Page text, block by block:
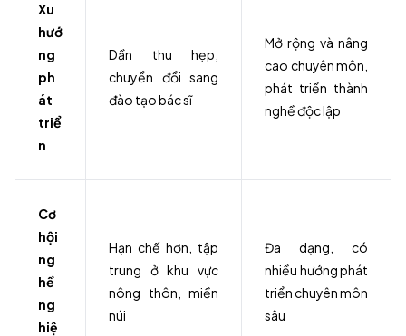
Xu
hướ
ng
ph
át
triể
n
Dần thu hẹp,
chuyển đổi sang
đào tạo bác sĩ
Mở rộng và nâng
cao chuyên môn,
phát triển thành
nghề độc lập
Cơ
hội
ng
hề
ng
hiệ
Hạn chế hơn, tập
trung ở khu vực
nông thôn, miền
núi
Đa dạng, có
nhiều hướng phát
triển chuyên môn
sâu